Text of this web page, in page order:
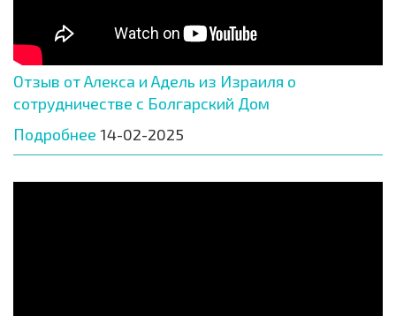
Отзыв от Алекса и Адель из Израиля о
сотрудничестве с Болгарский Дом
Подробнее 14-02-2025